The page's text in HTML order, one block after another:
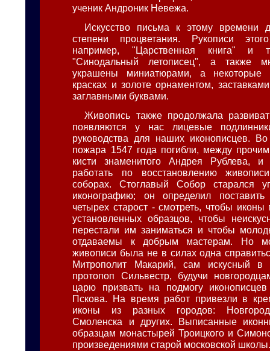
ученик Андроник Невежа.
Искусство письма к этому времени
степени процветания. Рукописи
например, "Царственная книга" и
"Синодальный летописец", а также
украшены миниатюрами, а некоторые
красках и золоте орнаментом,
заглавными буквами.
Живопись также продолжала
появляются у нас лицевые
руководства для наших иконописцев.
пожара 1547 года погибли, между
кисти знаменитого Андрея Рублева,
работать по восстановлению
соборах. Стоглавый Собор старался
иконографию; он определил
четырех старост - смотреть, чтобы иконы
установленных образцов, чтобы
перестали им заниматься и чтобы
отдаваемы к добрым мастерам. Но
живописи была не в силах одна
Митрополит Макарий, сам искусный в
протопоп Сильвестр, будучи
царю призвать на подмогу
Пскова. На время работ привезли в
иконы из разных городов:
Смоленска и других. Выписанные
образцам монастырей Троицкого и
произведениями старой московской